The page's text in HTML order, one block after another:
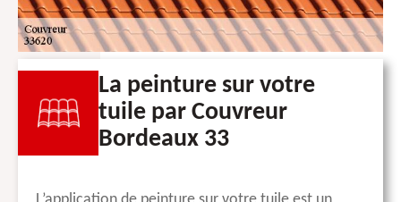
La peinture sur votre
tuile par Couvreur
Bordeaux 33